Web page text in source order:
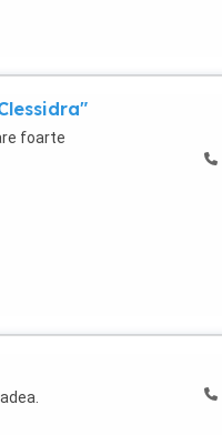
foarte